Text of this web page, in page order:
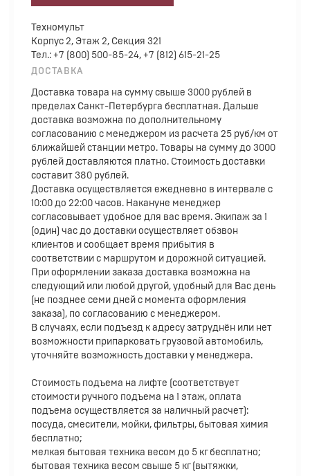
Техномульт
Корпус 2, Этаж 2, Секция 321
Тел.: +7 (800) 500-85-24, +7 (812) 615-21-25
ДОСТАВКА
Доставка товара на сумму свыше 3000 рублей в
пределах Санкт-Петербурга бесплатная. Дальше
доставка возможна по дополнительному
согласованию с менеджером из расчета 25 руб/км от
ближайшей станции метро. Товары на сумму до 3000
рублей доставляются платно. Стоимость доставки
составит 380 рублей.
Доставка осуществляется ежедневно в интервале с
10:00 до 22:00 часов. Накануне менеджер
согласовывает удобное для вас время. Экипаж за 1
(один) час до доставки осуществляет обзвон
клиентов и сообщает время прибытия в
соответствии с маршрутом и дорожной ситуацией.
При оформлении заказа доставка возможна на
следующий или любой другой, удобный для Вас день
(не позднее семи дней с момента оформления
заказа), по согласованию с менеджером.
В случаях, если подъезд к адресу затруднён или нет
возможности припарковать грузовой автомобиль,
уточняйте возможность доставки у менеджера.
Стоимость подъема на лифте (соответствует
стоимости ручного подъема на 1 этаж, оплата
подъема осуществляется за наличный расчет):
посуда, смесители, мойки, фильтры, бытовая химия
бесплатно;
мелкая бытовая техника весом до 5 кг бесплатно;
бытовая техника весом свыше 5 кг (вытяжки,